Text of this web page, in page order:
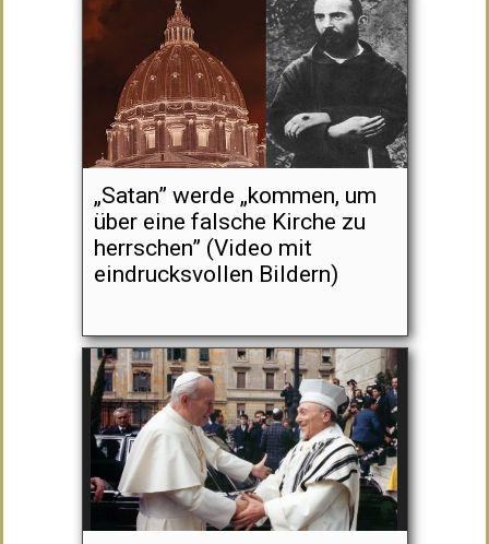
„Satan” werde „kommen, um
über eine falsche Kirche zu
herrschen” (Video mit
eindrucksvollen Bildern)